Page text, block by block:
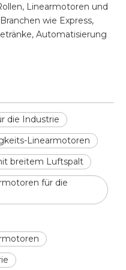
Linearmotoren und
wie Express,
Automatisierung
die Industrie
Linearmotoren
breitem Luftspalt
für die